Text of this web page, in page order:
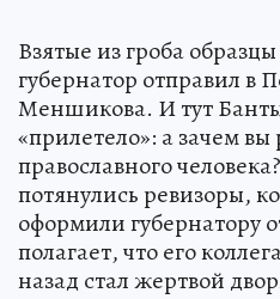
Взятые из гроба
губернатор отправил в
Меншикова. И тут
«прилетело»: а зачем
православного
потянулись ревизоры,
оформили губернатору
полагает, что его
назад стал жертвой